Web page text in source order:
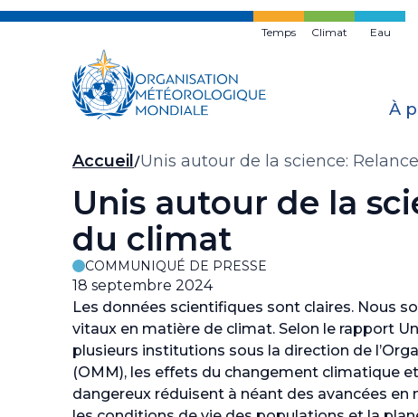
Skip
Temps Climat Eau
À
Fil
d'Ariane
Accueil Unis autour de la science:
Unis autour de la
du climat
COMMUNIQUÉ DE PRESSE
18 septembre 2024
Les données scientifiques sont claires. Nous
vitaux en matière de climat. Selon le rapport
plusieurs institutions sous la direction de
(OMM), les effets du changement climatique
dangereux réduisent à néant des avancées